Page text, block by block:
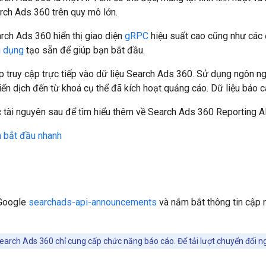
Ads 360 trên quy mô lớn.
Ads 360 hiển thị giao diện gRPC hiệu suất cao cũng như các
dụng tạo sẵn để giúp bạn bắt đầu.
truy cập trực tiếp vào dữ liệu Search Ads 360. Sử dụng ngôn
dịch đến từ khoá cụ thể đã kích hoạt quảng cáo. Dữ liệu
nguyên sau để tìm hiểu thêm về Search Ads 360 Reporting
bắt đầu nhanh
searchads-api-announcements và nắm bắt thông tin cập
Ads 360 chỉ cung cấp chức năng báo cáo. Để tải lượt chuyển đổi